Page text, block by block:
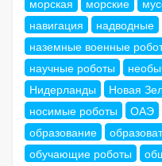
морская
морские
навигация
надводные
наземные военные
научные роботы
Нидерланды
Новая
носимые роботы
ОАЭ
образование
обучающие роботы